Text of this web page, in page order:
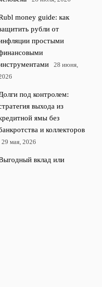
money guide: как
рубли от
простыми
28 июня,
под контролем:
выхода из
ямы без
и коллекторов
29 мая, 2026
вклад или